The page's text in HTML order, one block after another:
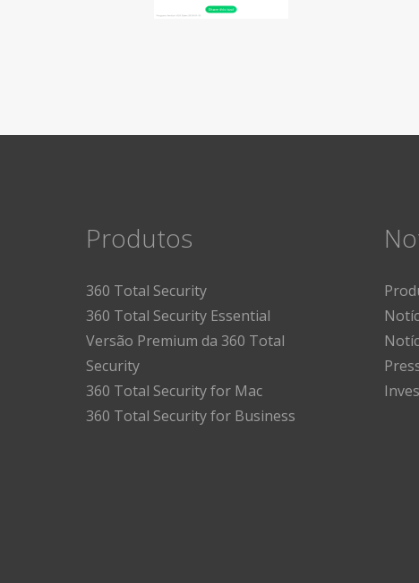
Produtos
360 Total Security
360 Total Security Essential
Versão Premium da 360 Total
Security
360 Total Security for Mac
360 Total Security for Business